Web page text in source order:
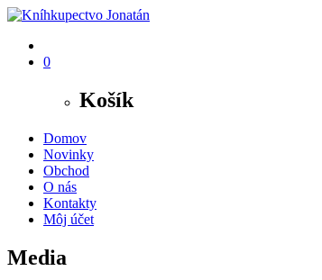
0
Košík
Domov
Novinky
Obchod
O nás
Kontakty
Môj účet
Media